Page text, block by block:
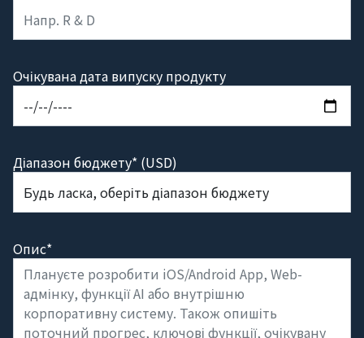
Очікувана дата випуску продукту
Діапазон бюджету* (USD)
Опис*